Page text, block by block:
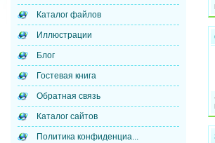
Каталог файлов
Иллюстрации
Блог
Гостевая книга
Обратная связь
Каталог сайтов
Политика конфиденциа...